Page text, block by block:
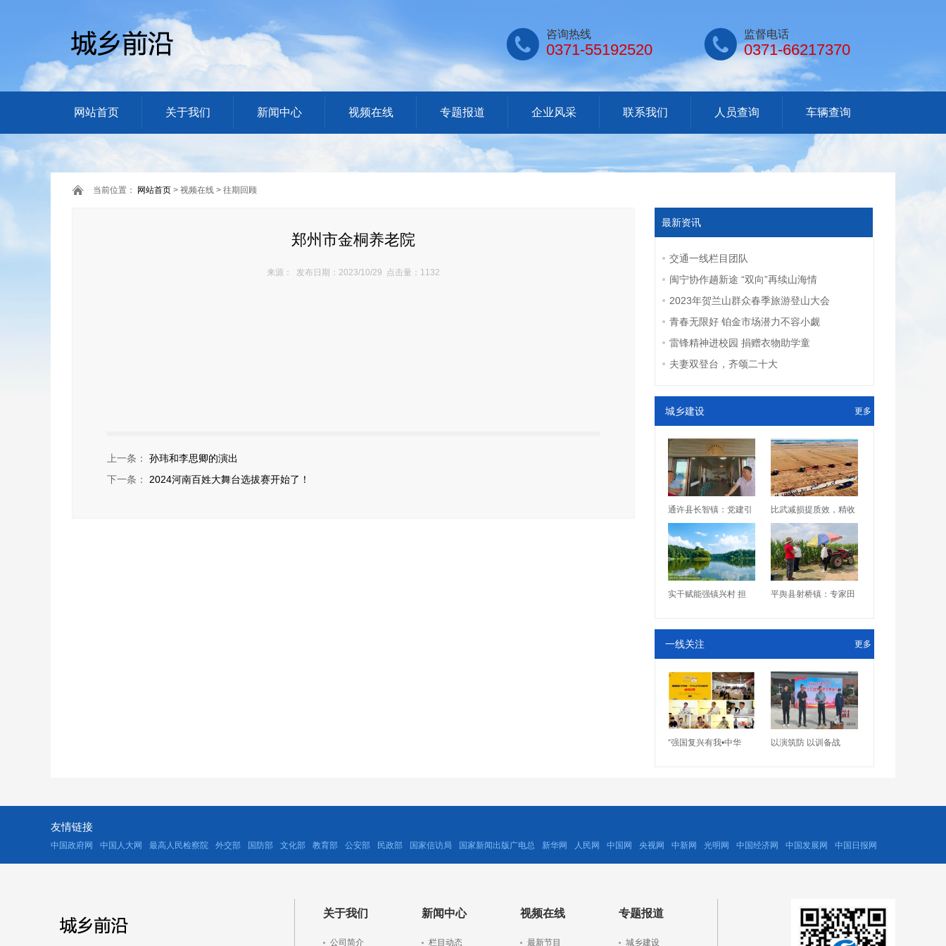
 咨询热线
0371-55192520  监督电话
0371-66217370
网站首页 关于我们 新闻中心 视频在线 专题报道 企业风采 联系我们 人员查询 车辆查询
当前位置： 网站首页 > 视频在线 > 往期回顾
郑州市金桐养老院
来源： 发布日期：2023/10/29 点击量：1132
上一条： 孙玮和李思卿的演出
下一条： 2024河南百姓大舞台选拔赛开始了！
最新资讯
交通一线栏目团队
闽宁协作趟新途 “双向”再续山海情
2023年贺兰山群众春季旅游登山大会
青春无限好 铂金市场潜力不容小觑
雷锋精神进校园 捐赠衣物助学童
夫妻双登台，齐颂二十大
城乡建设 更多
通许县长智镇：党建引 比武减损提质效，精收
实干赋能强镇兴村 担 平舆县射桥镇：专家田
一线关注 更多
“强国复兴有我•中华 以演筑防 以训备战
友情链接
中国政府网 中国人大网 最高人民检察院 外交部 国防部 文化部 教育部 公安部 民政部 国家信访局 国家新闻出版广电总 新华网 人民网 中国网 央视网 中新网 光明网 中国经济网 中国发展网 中国日报网
关于我们
公司简介
新闻中心
栏目动态
视频在线
最新节目
专题报道
城乡建设